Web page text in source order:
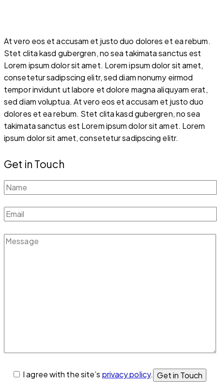
At vero eos et accusam et justo duo dolores et ea rebum.
Stet clita kasd gubergren, no sea takimata sanctus est
Lorem ipsum dolor sit amet. Lorem ipsum dolor sit amet,
consetetur sadipscing elitr, sed diam nonumy eirmod
tempor invidunt ut labore et dolore magna aliquyam erat,
sed diam voluptua. At vero eos et accusam et justo duo
dolores et ea rebum. Stet clita kasd gubergren, no sea
takimata sanctus est Lorem ipsum dolor sit amet. Lorem
ipsum dolor sit amet, consetetur sadipscing elitr.
Get in Touch
I agree with the site’s privacy policy.